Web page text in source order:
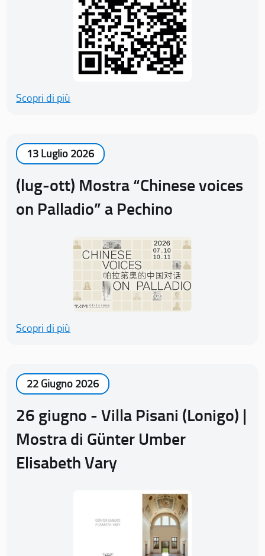
Scopri di più
13 Luglio 2026
(lug-ott) Mostra “Chinese voices
on Palladio” a Pechino
Scopri di più
22 Giugno 2026
26 giugno - Villa Pisani (Lonigo) |
Mostra di Günter Umber
Elisabeth Vary